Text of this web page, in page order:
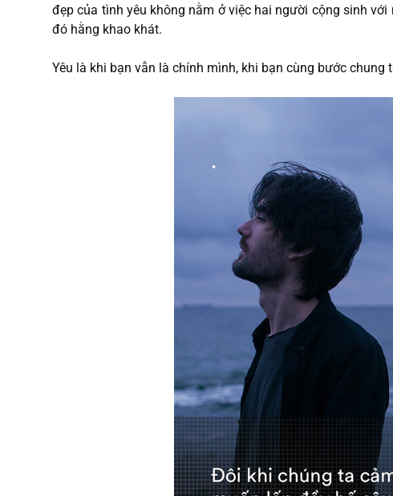
đẹp của tình yêu không nằm ở việc hai người cộng sinh
đó hằng khao khát.
Yêu là khi bạn vẫn là chính mình, khi bạn cùng bước